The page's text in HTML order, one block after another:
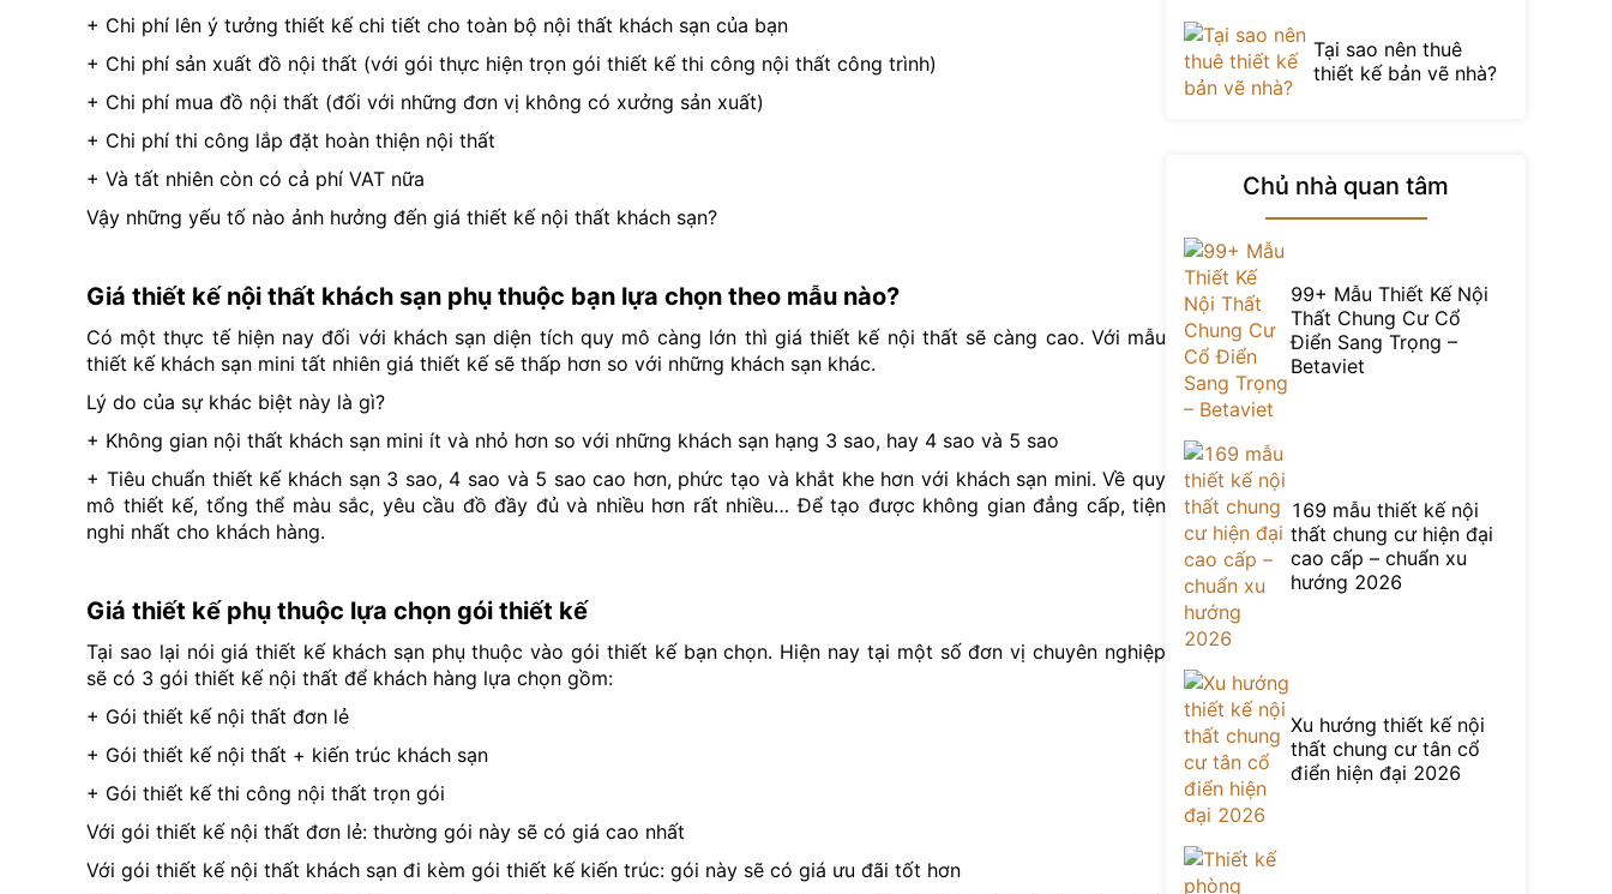
+ Chi phí lên ý tưởng thiết kế chi tiết cho toàn bộ nội thất khách sạn của bạn
+ Chi phí sản xuất đồ nội thất (với gói thực hiện trọn gói thiết kế thi công nội thất công trình)
+ Chi phí mua đồ nội thất (đối với những đơn vị không có xưởng sản xuất)
+ Chi phí thi công lắp đặt hoàn thiện nội thất
+ Và tất nhiên còn có cả phí VAT nữa
Vậy những yếu tố nào ảnh hưởng đến giá thiết kế nội thất khách sạn?
Giá thiết kế nội thất khách sạn phụ thuộc bạn lựa chọn theo mẫu nào?
Có một thực tế hiện nay đối với khách sạn diện tích quy mô càng lớn thì giá thiết kế nội thất sẽ càng cao. Với mẫu
thiết kế khách sạn mini tất nhiên giá thiết kế sẽ thấp hơn so với những khách sạn khác.
Lý do của sự khác biệt này là gì?
+ Không gian nội thất khách sạn mini ít và nhỏ hơn so với những khách sạn hạng 3 sao, hay 4 sao và 5 sao
+ Tiêu chuẩn thiết kế khách sạn 3 sao, 4 sao và 5 sao cao hơn, phức tạo và khắt khe hơn với khách sạn mini. Về quy
mô thiết kế, tổng thể màu sắc, yêu cầu đồ đầy đủ và nhiều hơn rất nhiều… Để tạo được không gian đẳng cấp, tiện
nghi nhất cho khách hàng.
Giá thiết kế phụ thuộc lựa chọn gói thiết kế
Tại sao lại nói giá thiết kế khách sạn phụ thuộc vào gói thiết kế bạn chọn. Hiện nay tại một số đơn vị chuyên nghiệp
sẽ có 3 gói thiết kế nội thất để khách hàng lựa chọn gồm:
+ Gói thiết kế nội thất đơn lẻ
+ Gói thiết kế nội thất + kiến trúc khách sạn
+ Gói thiết kế thi công nội thất trọn gói
Với gói thiết kế nội thất đơn lẻ: thường gói này sẽ có giá cao nhất
Với gói thiết kế nội thất khách sạn đi kèm gói thiết kế kiến trúc: gói này sẽ có giá ưu đãi tốt hơn
Tại sao nên thuê
thiết kế bản vẽ nhà?
Chủ nhà quan tâm
99+ Mẫu Thiết Kế Nội
Thất Chung Cư Cổ
Điển Sang Trọng –
Betaviet
169 mẫu thiết kế nội
thất chung cư hiện đại
cao cấp – chuẩn xu
hướng 2026
Xu hướng thiết kế nội
thất chung cư tân cổ
điển hiện đại 2026